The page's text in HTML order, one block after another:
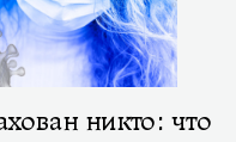
никто: что